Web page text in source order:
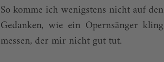
So komme ich wenigstens nicht auf den
Gedanken, wie ein Opernsänger
messen, der mir nicht gut tut.